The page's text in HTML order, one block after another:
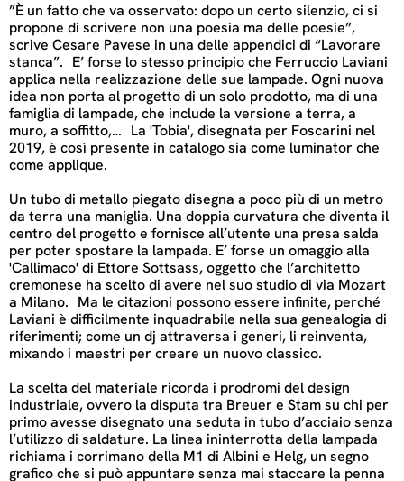
”È un fatto che va osservato: dopo un certo silenzio, ci si
propone di scrivere non una poesia ma delle poesie”,
scrive Cesare Pavese in una delle appendici di “Lavorare
stanca”. E’ forse lo stesso principio che Ferruccio Laviani
applica nella realizzazione delle sue lampade. Ogni nuova
idea non porta al progetto di un solo prodotto, ma di una
famiglia di lampade, che include la versione a terra, a
muro, a soffitto,… La 'Tobia', disegnata per Foscarini nel
2019, è così presente in catalogo sia come luminator che
come applique.
Un tubo di metallo piegato disegna a poco più di un metro
da terra una maniglia. Una doppia curvatura che diventa il
centro del progetto e fornisce all’utente una presa salda
per poter spostare la lampada. E’ forse un omaggio alla
'Callimaco' di Ettore Sottsass, oggetto che l’architetto
cremonese ha scelto di avere nel suo studio di via Mozart
a Milano. Ma le citazioni possono essere infinite, perché
Laviani è difficilmente inquadrabile nella sua genealogia di
riferimenti; come un dj attraversa i generi, li reinventa,
mixando i maestri per creare un nuovo classico.
La scelta del materiale ricorda i prodromi del design
industriale, ovvero la disputa tra Breuer e Stam su chi per
primo avesse disegnato una seduta in tubo d’acciaio senza
l’utilizzo di saldature. La linea ininterrotta della lampada
richiama i corrimano della M1 di Albini e Helg, un segno
grafico che si può appuntare senza mai staccare la penna